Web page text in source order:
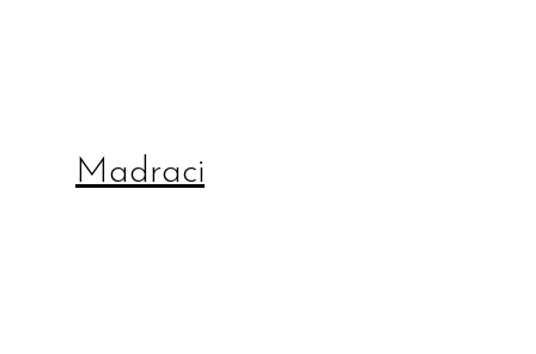
Madraci